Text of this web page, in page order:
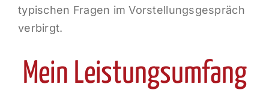
typischen Fragen im Vorstellungsgespräch
verbirgt.
Mein Leistungsumfang